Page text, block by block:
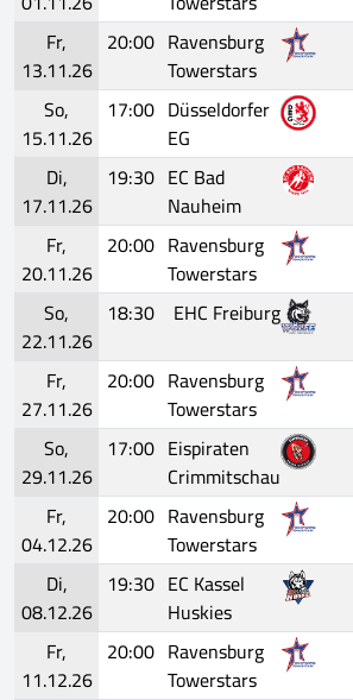
Fr,
13.11.26
20:00 Ravensburg
Towerstars
So,
15.11.26
17:00 Düsseldorfer
EG
Di,
17.11.26
19:30 EC Bad
Nauheim
Fr,
20.11.26
20:00 Ravensburg
Towerstars
So,
22.11.26
18:30 EHC Freiburg
Fr,
27.11.26
20:00 Ravensburg
Towerstars
So,
29.11.26
17:00 Eispiraten
Crimmitschau
Fr,
04.12.26
20:00 Ravensburg
Towerstars
Di,
08.12.26
19:30 EC Kassel
Huskies
Fr,
11.12.26
20:00 Ravensburg
Towerstars